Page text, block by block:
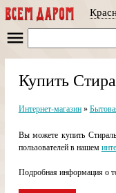
Купить
Интернет-магазин»
Вы можете купить
пользователей в нашем
Подробная информация о